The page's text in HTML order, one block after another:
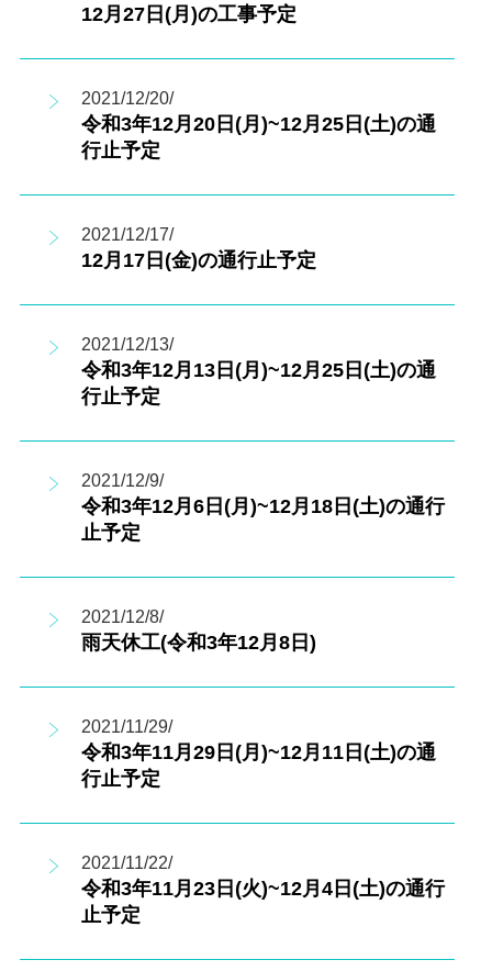
12月27日(月)の工事予定
2021/12/20/
令和3年12月20日(月)~12月25日(土)の通
行止予定
2021/12/17/
12月17日(金)の通行止予定
2021/12/13/
令和3年12月13日(月)~12月25日(土)の通
行止予定
2021/12/9/
令和3年12月6日(月)~12月18日(土)の通行
止予定
2021/12/8/
雨天休工(令和3年12月8日)
2021/11/29/
令和3年11月29日(月)~12月11日(土)の通
行止予定
2021/11/22/
令和3年11月23日(火)~12月4日(土)の通行
止予定